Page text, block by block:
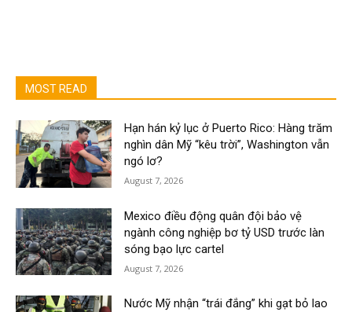
MOST READ
Hạn hán kỷ lục ở Puerto Rico: Hàng trăm
nghìn dân Mỹ “kêu trời”, Washington vẫn
ngó lơ?
August 7, 2026
Mexico điều động quân đội bảo vệ
ngành công nghiệp bơ tỷ USD trước làn
sóng bạo lực cartel
August 7, 2026
Nước Mỹ nhận “trái đắng” khi gạt bỏ lao